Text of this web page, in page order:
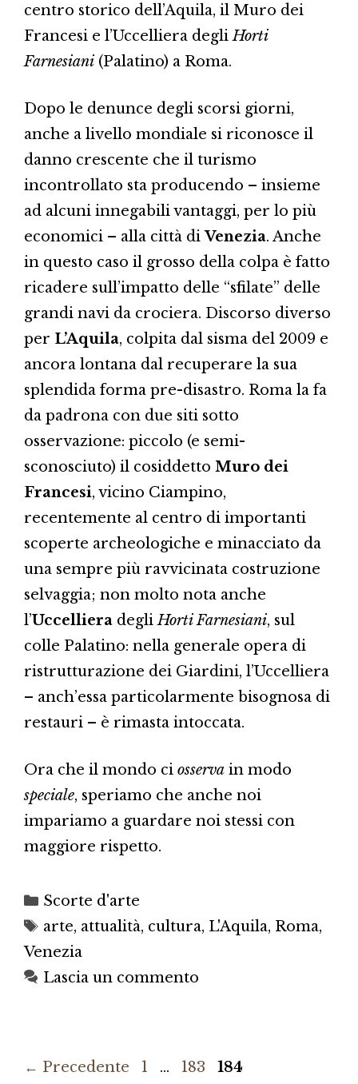
centro storico dell’Aquila, il Muro dei
Francesi e l’Uccelliera degliHorti
Farnesiani (Palatino) a Roma.
Dopo le denunce degli scorsi giorni,
anche a livello mondiale si riconosce il
danno crescente che il turismo
incontrollato sta producendo – insieme
ad alcuni innegabili vantaggi, per lo più
economici – alla città diVenezia. Anche
in questo caso il grosso della colpa è fatto
ricadere sull’impatto delle “sfilate” delle
grandi navi da crociera. Discorso diverso
per L’Aquila, colpita dal sisma del 2009 e
ancora lontana dal recuperare la sua
splendida forma pre-disastro. Roma la fa
da padrona con due siti sotto
osservazione: piccolo (e semi-
sconosciuto) il cosiddetto Muro dei
Francesi, vicino Ciampino,
recentemente al centro di importanti
scoperte archeologiche e minacciato da
una sempre più ravvicinata costruzione
selvaggia; non molto nota anche
l’Uccelliera degliHorti Farnesiani, sul
colle Palatino: nella generale opera di
ristrutturazione dei Giardini, l’Uccelliera
– anch’essa particolarmente bisognosa di
restauri – è rimasta intoccata.
Ora che il mondo ci osserva in modo
speciale, speriamo che anche noi
impariamo a guardare noi stessi con
maggiore rispetto.
Categorie
Scorte d'arte
Tag
arte, attualità, cultura, L'Aquila, Roma,
Venezia
Lascia un commento
← Precedente Pagina
1 … Pagina
183 Pagina
184